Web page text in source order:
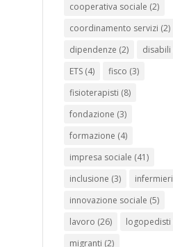
cooperativa sociale (2)
coordinamento servizi (2)
dipendenze (2) disabili
ETS (4) fisco (3)
fisioterapisti (8)
fondazione (3)
formazione (4)
impresa sociale (41)
inclusione (3) infermieri
innovazione sociale (5)
lavoro (26) logopedisti
migranti (2)